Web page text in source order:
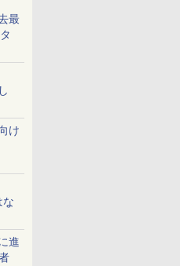
最
け
な
進